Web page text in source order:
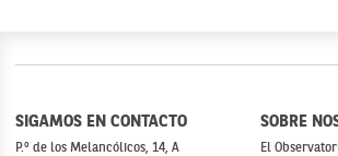
SIGAMOS EN CONTACTO
P.º de los Melancólicos, 14, A
SOBRE
El